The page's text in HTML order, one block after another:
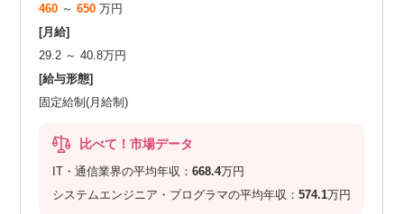
460 ～650 万円
[月給]
29.2 ～ 40.8万円
[給与形態]
固定給制(月給制)
比べて！市場データ
IT・通信業界の平均年収：668.4万円
システムエンジニア・プログラマの平均年収：574.1万円